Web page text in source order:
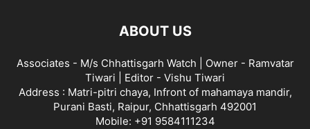
ABOUT US
Associates - M/s Chhattisgarh Watch | Owner - Ramvatar
Tiwari | Editor - Vishu Tiwari
Address : Matri-pitri chaya, Infront of mahamaya mandir,
Purani Basti, Raipur, Chhattisgarh 492001
Mobile: +91 9584111234